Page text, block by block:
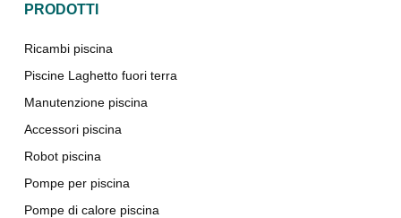
PRODOTTI
Ricambi piscina
Piscine Laghetto fuori terra
Manutenzione piscina
Accessori piscina
Robot piscina
Pompe per piscina
Pompe di calore piscina